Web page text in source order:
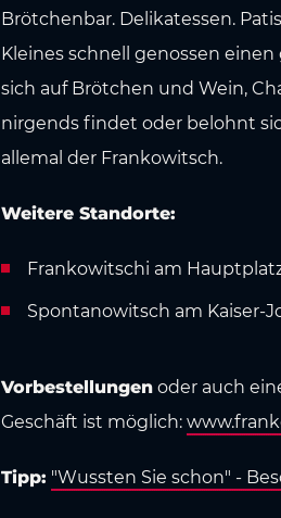
Brötchenbar. Delikatessen.
Kleines schnell genossen
sich auf Brötchen und Wein,
nirgends findet oder belohnt
allemal der Frankowitsch.
Weitere Standorte:
Frankowitschi am
Spontanowitsch am Kaiser-
Vorbestellungen oder auch
Geschäft ist möglich:
Tipp: "Wussten Sie schon" -